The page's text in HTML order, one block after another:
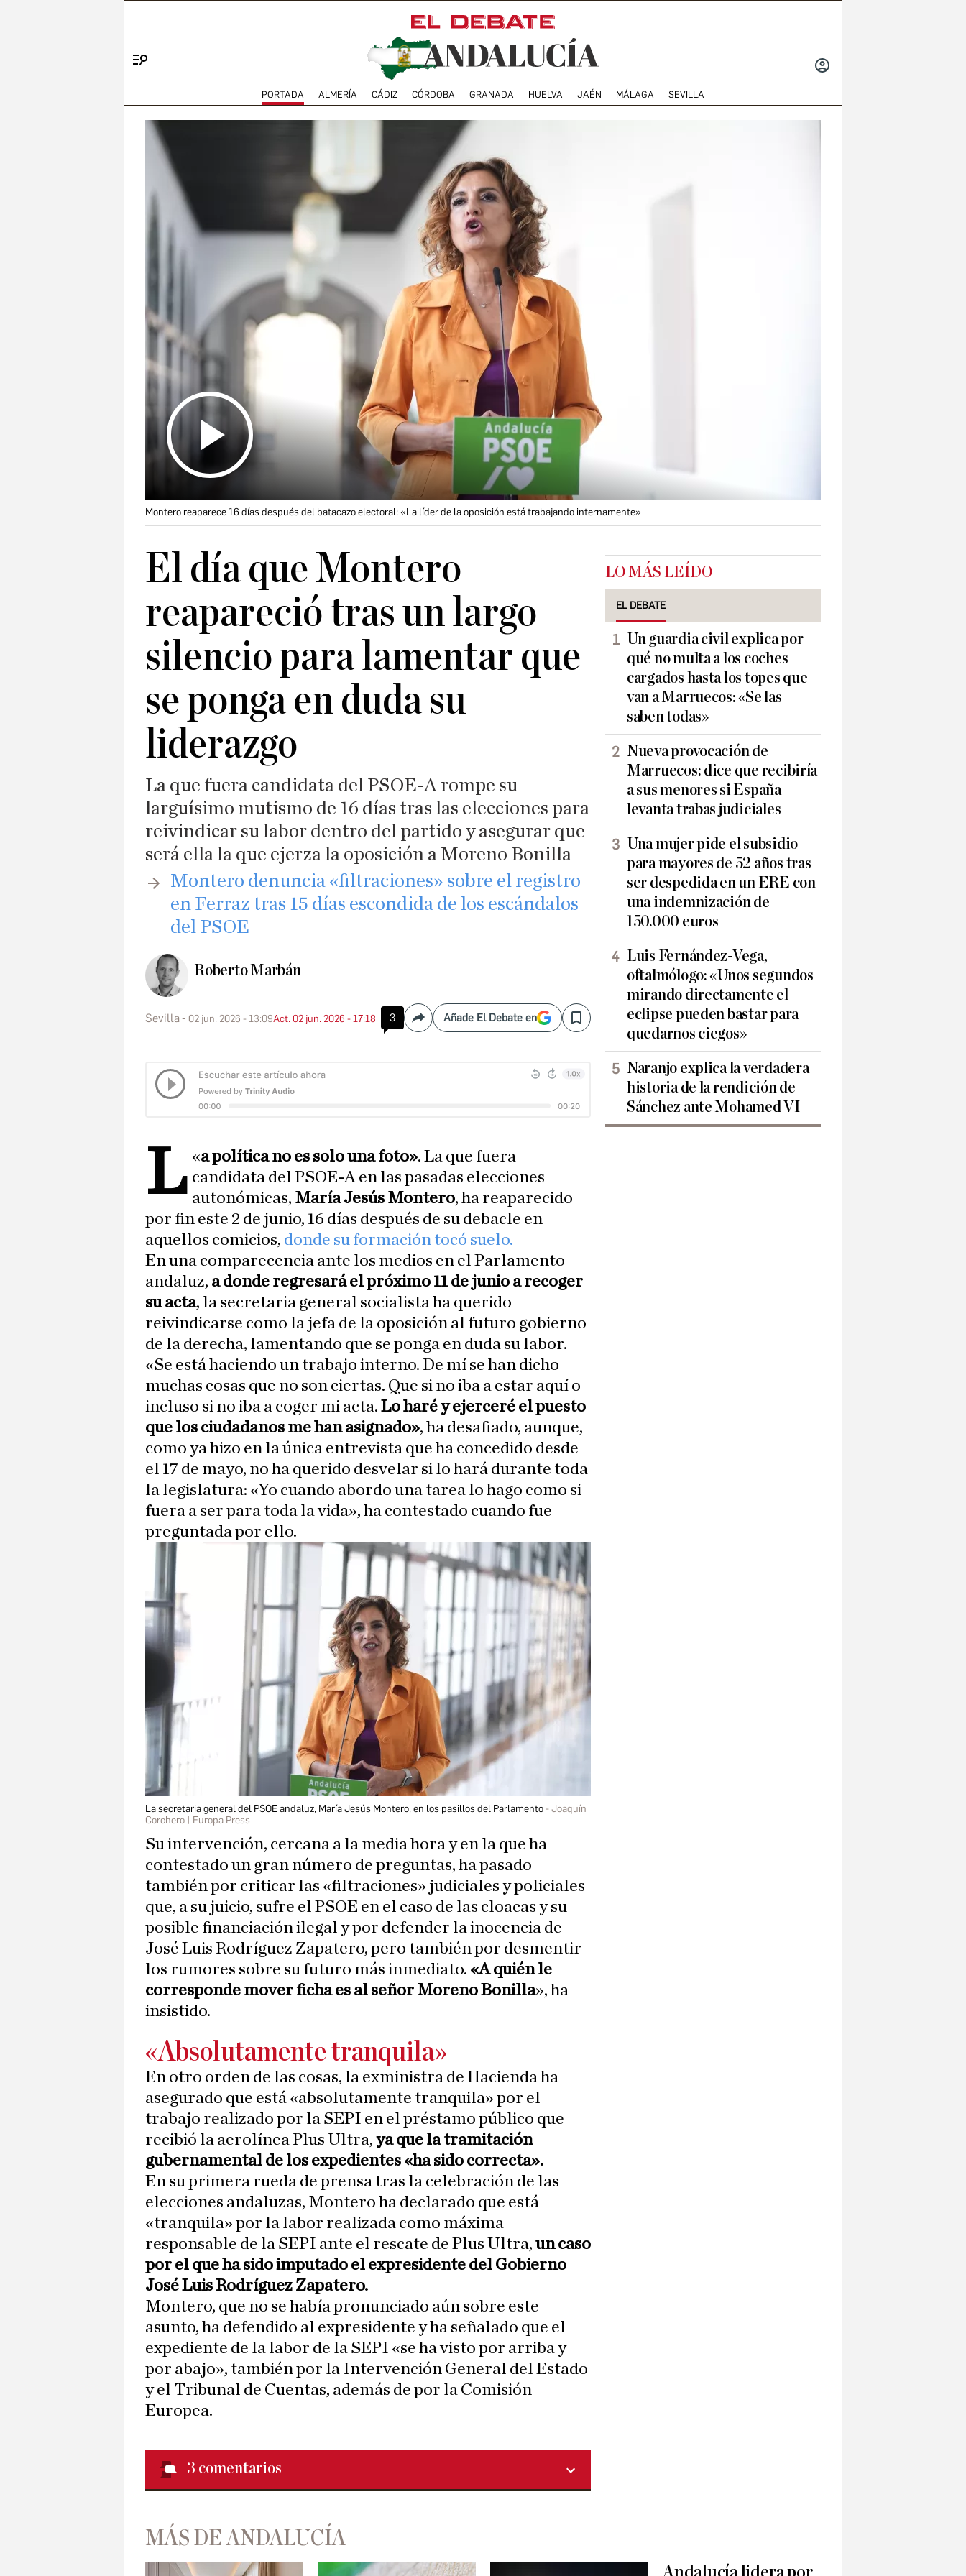
PORTADA ALMERÍA CÁDIZ CÓRDOBA GRANADA HUELVA JAÉN MÁLAGA SEVILLA
Montero reaparece 16 días después del batacazo electoral: «La líder de la oposición está trabajando internamente»
El día que Montero
reapareció tras un largo
silencio para lamentar que
se ponga en duda su
liderazgo
La que fuera candidata del PSOE-A rompe su
larguísimo mutismo de 16 días tras las elecciones para
reivindicar su labor dentro del partido y asegurar que
será ella la que ejerza la oposición a Moreno Bonilla
Montero denuncia «filtraciones» sobre el registro
en Ferraz tras 15 días escondida de los escándalos
del PSOE
Roberto Marbán
Sevilla 02 jun. 2026 - 13:09Act. 02 jun. 2026 - 17:18 3 CompartirAñade El Debate en Save
«
L a política no es solo una foto». La que fuera
candidata del PSOE-A en las pasadas elecciones
autonómicas, María Jesús Montero, ha reaparecido
por fin este 2 de junio, 16 días después de su debacle en
aquellos comicios, donde su formación tocó suelo.
En una comparecencia ante los medios en el Parlamento
andaluz, a donde regresará el próximo 11 de junio a recoger
su acta, la secretaria general socialista ha querido
reivindicarse como la jefa de la oposición al futuro gobierno
de la derecha, lamentando que se ponga en duda su labor.
«Se está haciendo un trabajo interno. De mí se han dicho
muchas cosas que no son ciertas. Que si no iba a estar aquí o
incluso si no iba a coger mi acta. Lo haré y ejerceré el puesto
que los ciudadanos me han asignado», ha desafiado, aunque,
como ya hizo en la única entrevista que ha concedido desde
el 17 de mayo, no ha querido desvelar si lo hará durante toda
la legislatura: «Yo cuando abordo una tarea lo hago como si
fuera a ser para toda la vida», ha contestado cuando fue
preguntada por ello.
La secretaria general del PSOE andaluz, María Jesús Montero, en los pasillos del Parlamento
Joaquín
Corchero | Europa Press
Su intervención, cercana a la media hora y en la que ha
contestado un gran número de preguntas, ha pasado
también por criticar las «filtraciones» judiciales y policiales
que, a su juicio, sufre el PSOE en el caso de las cloacas y su
posible financiación ilegal y por defender la inocencia de
José Luis Rodríguez Zapatero, pero también por desmentir
los rumores sobre su futuro más inmediato. «A quién le
corresponde mover ficha es al señor Moreno Bonilla», ha
insistido.
«Absolutamente tranquila»
En otro orden de las cosas, la exministra de Hacienda ha
asegurado que está «absolutamente tranquila» por el
trabajo realizado por la SEPI en el préstamo público que
recibió la aerolínea Plus Ultra, ya que la tramitación
gubernamental de los expedientes «ha sido correcta».
En su primera rueda de prensa tras la celebración de las
elecciones andaluzas, Montero ha declarado que está
«tranquila» por la labor realizada como máxima
responsable de la SEPI ante el rescate de Plus Ultra, un caso
por el que ha sido imputado el expresidente del Gobierno
José Luis Rodríguez Zapatero.
Montero, que no se había pronunciado aún sobre este
asunto, ha defendido al expresidente y ha señalado que el
expediente de la labor de la SEPI «se ha visto por arriba y
por abajo», también por la Intervención General del Estado
y el Tribunal de Cuentas, además de por la Comisión
Europea.
3 comentarios
LO MÁS LEÍDO
EL DEBATE
Un guardia civil explica por
qué no multa a los coches
cargados hasta los topes que
van a Marruecos: «Se las
saben todas»
Nueva provocación de
Marruecos: dice que recibiría
a sus menores si España
levanta trabas judiciales
Una mujer pide el subsidio
para mayores de 52 años tras
ser despedida en un ERE con
una indemnización de
150.000 euros
Luis Fernández-Vega,
oftalmólogo: «Unos segundos
mirando directamente el
eclipse pueden bastar para
quedarnos ciegos»
Naranjo explica la verdadera
historia de la rendición de
Sánchez ante Mohamed VI
MÁS DE ANDALUCÍA
Andalucía lidera por